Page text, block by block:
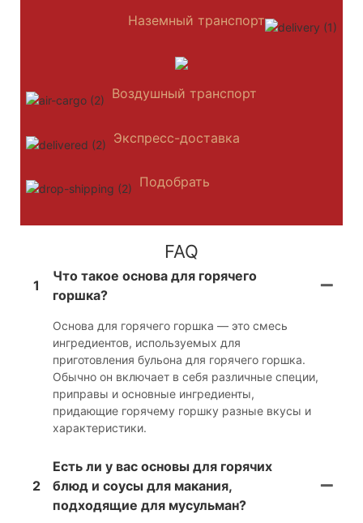
Наземный транспорт
Воздушный транспорт
Экспресс-доставка
Подобрать
FAQ
1
Что такое основа для горячего
горшка?
Основа для горячего горшка — это смесь
ингредиентов, используемых для
приготовления бульона для горячего горшка.
Обычно он включает в себя различные специи,
приправы и основные ингредиенты,
придающие горячему горшку разные вкусы и
характеристики.
2
Есть ли у вас основы для горячих
блюд и соусы для макания,
подходящие для мусульман?